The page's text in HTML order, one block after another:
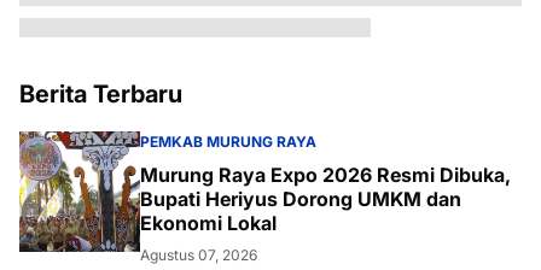
Berita Terbaru
PEMKAB MURUNG RAYA
Murung Raya Expo 2026 Resmi Dibuka,
Bupati Heriyus Dorong UMKM dan
Ekonomi Lokal
Agustus 07, 2026